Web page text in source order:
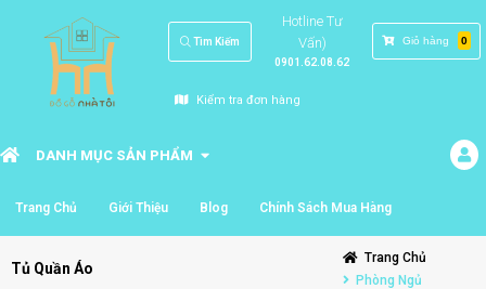
Tìm Kiếm
Hotline Tư
Vấn)
0901.62.08.62
Giỏ hàng 0
Kiểm tra đơn hàng
DANH MỤC SẢN PHẨM
Trang Chủ Giới Thiệu Blog Chính Sách Mua Hàng
Tủ Quần Áo
Trang Chủ
Phòng Ngủ